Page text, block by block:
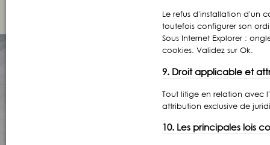
Le refus d'installation d'un
toutefois configurer son
Sous Internet Explorer :
cookies. Validez sur Ok.
9. Droit applicable et
Tout litige en relation avec
attribution exclusive de
10. Les principales lois